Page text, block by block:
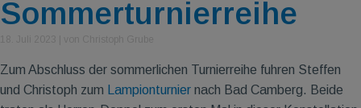
Sommerturnierreihe
Zum Abschluss der sommerlichen Turnierreihe fuhren Steffen
und Christoph zum
Lampionturnier nach Bad Camberg. Beide